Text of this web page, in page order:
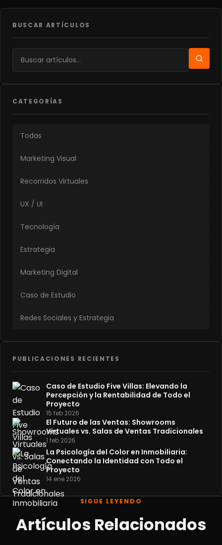
BUSCAR ARTÍCULOS
CATEGORÍAS
Todas
Marketing Visual
Recorridos Virtuales
UX / UI
Tecnología
Estrategia
Marketing Digital
Caso de Estudio
Redes Sociales y Estrategia
PUBLICACIONES RECIENTES
Caso de Estudio Five Villas: Elevando la
Percepción y la Rentabilidad de Todo el
Proyecto
15 feb 2026
El Futuro de las Ventas: Showrooms
Virtuales vs. Salas de Ventas Tradicionales
1 feb 2026
La Psicología del Color en Inmobiliaria:
Conectando la Identidad con Todo el
Proyecto
14 ene 2026
SIGUE LEYENDO
Artículos Relacionados